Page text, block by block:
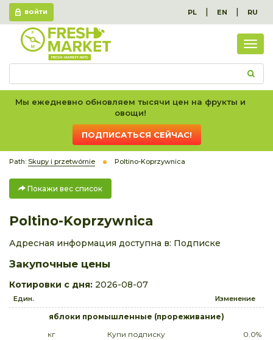
ВОЙТИ PL | EN | RU
вес
Мы ежедневно обновляем тысячи цен на фрукты и
овощи!
ПОДПИСАТЬСЯ СЕЙЧАС!
Path: Skupy i przetwórnie Poltino-Koprzywnica
Покажи вес список
Poltino-Koprzywnica
Адресная информация доступна в: Подписке
Закупочные цены
Котировки с дня: 2026-08-07
Един. Изменение
яблоки промышленные (прореживание)
кг
Купи подписку
0.0%